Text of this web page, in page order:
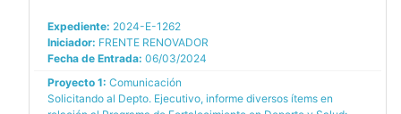
Expediente: 2024-E-1262
Iniciador: FRENTE RENOVADOR
Fecha de Entrada: 06/03/2024
Proyecto 1: Comunicación
Solicitando al Depto. Ejecutivo, informe diversos ítems en